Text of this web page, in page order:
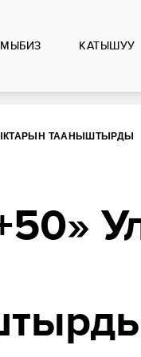
КАТЫШУУ
ТААНЫШТЫРДЫ